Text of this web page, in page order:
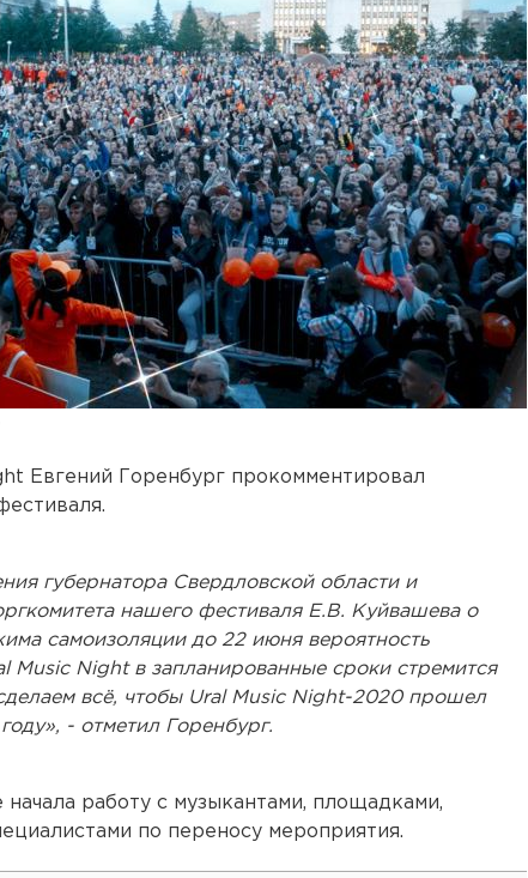
Евгений Горенбург прокомментировал
губернатора Свердловской области и
нашего фестиваля Е.В. Куйвашева о
самоизоляции до 22 июня вероятность
Music Night в запланированные сроки стремится
всё, чтобы Ural Music Night-2020 прошел
- отметил Горенбург.
работу с музыкантами, площадками,
по переносу мероприятия.